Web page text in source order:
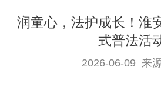
公示公告
信息公开制度
润童心，法护成长！淮
式普法活
2026-06-09 来